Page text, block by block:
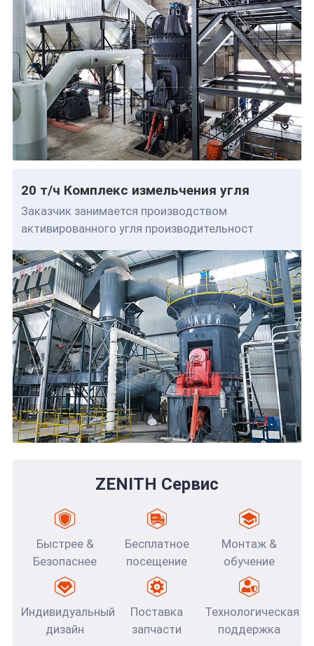
20 т/ч Комплекс измельчения угля
Заказчик занимается производством
активированного угля производительност
ZENITH Сервис
Быстрее &
Безопаснее
Бесплатное
посещение
Монтаж &
обучение
Индивидуальный
дизайн
Поставка
запчасти
Технологическая
поддержка